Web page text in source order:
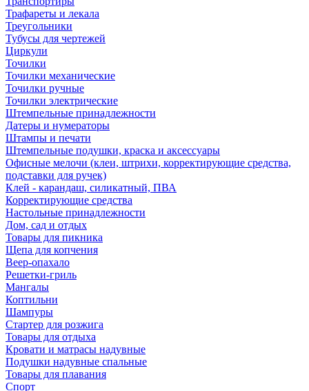
Трафареты и лекала
Треугольники
Тубусы для чертежей
Циркули
Точилки
Точилки механические
Точилки ручные
Точилки электрические
Штемпельные принадлежности
Датеры и нумераторы
Штампы и печати
Штемпельные подушки, краска и аксессуары
Офисные мелочи (клеи, штрихи, корректирующие средства,
подставки для ручек)
Клей - карандаш, силикатный, ПВА
Корректирующие средства
Настольные принадлежности
Дом, сад и отдых
Товары для пикника
Щепа для копчения
Веер-опахало
Решетки-гриль
Мангалы
Коптильни
Шампуры
Стартер для розжига
Товары для отдыха
Кровати и матрасы надувные
Подушки надувные спальные
Товары для плавания
Спорт